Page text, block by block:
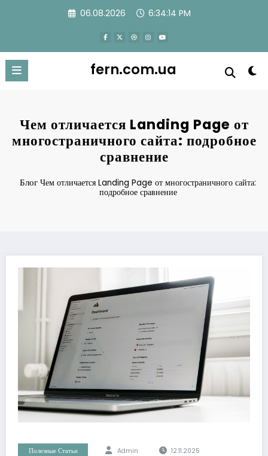
06.08.2026 6:34:15 PM
fern.com.ua
Чем отличается Landing Page от
многостраничного сайта: подробное
сравнение
Блог Чем отличается Landing Page от многостраничного сайта:
подробное сравнение
Полезные Статьи Admin 12.11.2025